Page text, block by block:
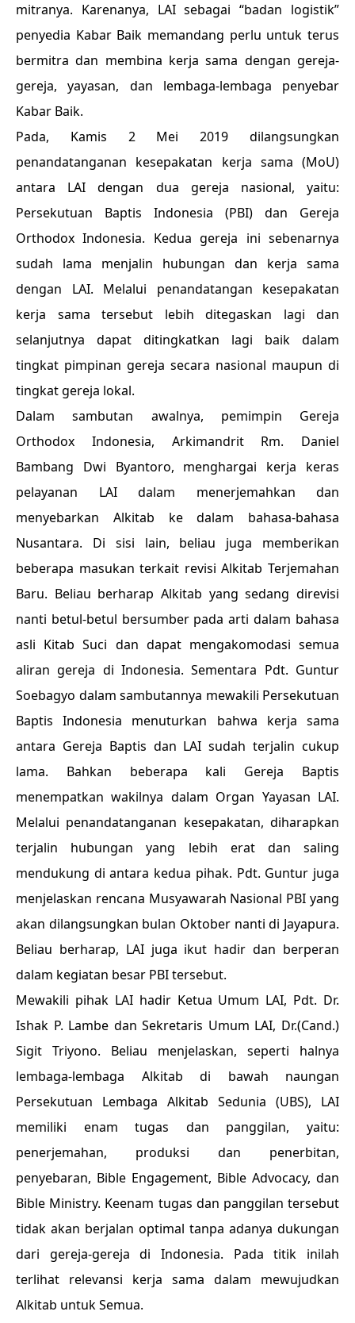
mitranya. Karenanya, LAI sebagai “badan logistik”
penyedia Kabar Baik memandang perlu untuk terus
bermitra dan membina kerja sama dengan gereja-
gereja, yayasan, dan lembaga-lembaga penyebar
Kabar Baik.
Pada, Kamis 2 Mei 2019 dilangsungkan
penandatanganan kesepakatan kerja sama (MoU)
antara LAI dengan dua gereja nasional, yaitu:
Persekutuan Baptis Indonesia (PBI) dan Gereja
Orthodox Indonesia. Kedua gereja ini sebenarnya
sudah lama menjalin hubungan dan kerja sama
dengan LAI. Melalui penandatangan kesepakatan
kerja sama tersebut lebih ditegaskan lagi dan
selanjutnya dapat ditingkatkan lagi baik dalam
tingkat pimpinan gereja secara nasional maupun di
tingkat gereja lokal.
Dalam sambutan awalnya, pemimpin Gereja
Orthodox Indonesia, Arkimandrit Rm. Daniel
Bambang Dwi Byantoro, menghargai kerja keras
pelayanan LAI dalam menerjemahkan dan
menyebarkan Alkitab ke dalam bahasa-bahasa
Nusantara. Di sisi lain, beliau juga memberikan
beberapa masukan terkait revisi Alkitab Terjemahan
Baru. Beliau berharap Alkitab yang sedang direvisi
nanti betul-betul bersumber pada arti dalam bahasa
asli Kitab Suci dan dapat mengakomodasi semua
aliran gereja di Indonesia. Sementara Pdt. Guntur
Soebagyo dalam sambutannya mewakili Persekutuan
Baptis Indonesia menuturkan bahwa kerja sama
antara Gereja Baptis dan LAI sudah terjalin cukup
lama. Bahkan beberapa kali Gereja Baptis
menempatkan wakilnya dalam Organ Yayasan LAI.
Melalui penandatanganan kesepakatan, diharapkan
terjalin hubungan yang lebih erat dan saling
mendukung di antara kedua pihak. Pdt. Guntur juga
menjelaskan rencana Musyawarah Nasional PBI yang
akan dilangsungkan bulan Oktober nanti di Jayapura.
Beliau berharap, LAI juga ikut hadir dan berperan
dalam kegiatan besar PBI tersebut.
Mewakili pihak LAI hadir Ketua Umum LAI, Pdt. Dr.
Ishak P. Lambe dan Sekretaris Umum LAI, Dr.(Cand.)
Sigit Triyono. Beliau menjelaskan, seperti halnya
lembaga-lembaga Alkitab di bawah naungan
Persekutuan Lembaga Alkitab Sedunia (UBS), LAI
memiliki enam tugas dan panggilan, yaitu:
penerjemahan, produksi dan penerbitan,
penyebaran, Bible Engagement, Bible Advocacy, dan
Bible Ministry. Keenam tugas dan panggilan tersebut
tidak akan berjalan optimal tanpa adanya dukungan
dari gereja-gereja di Indonesia. Pada titik inilah
terlihat relevansi kerja sama dalam mewujudkan
Alkitab untuk Semua.